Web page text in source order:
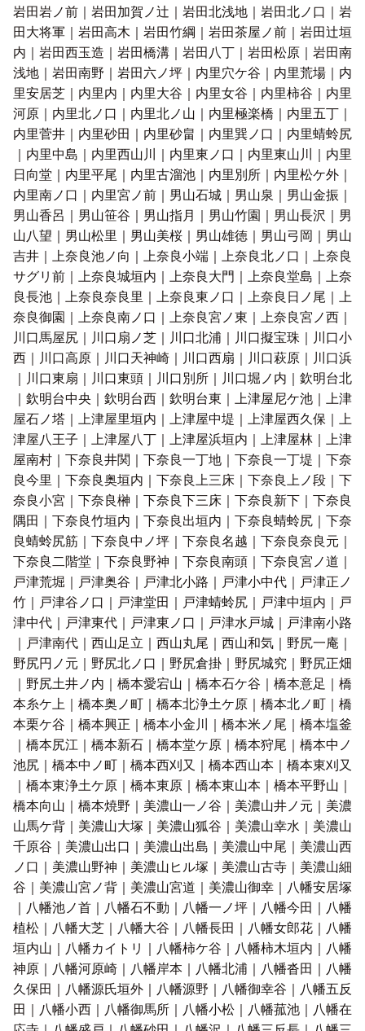
岩田岩ノ前｜岩田加賀ノ辻｜岩田北浅地｜岩田北ノ口｜岩
田大将軍｜岩田高木｜岩田竹綱｜岩田茶屋ノ前｜岩田辻垣
内｜岩田西玉造｜岩田橋溝｜岩田八丁｜岩田松原｜岩田南
浅地｜岩田南野｜岩田六ノ坪｜内里穴ケ谷｜内里荒場｜内
里安居芝｜内里内｜内里大谷｜内里女谷｜内里柿谷｜内里
河原｜内里北ノ口｜内里北ノ山｜内里極楽橋｜内里五丁｜
内里菅井｜内里砂田｜内里砂畠｜内里巽ノ口｜内里蜻蛉尻
｜内里中島｜内里西山川｜内里東ノ口｜内里東山川｜内里
日向堂｜内里平尾｜内里古溜池｜内里別所｜内里松ケ外｜
内里南ノ口｜内里宮ノ前｜男山石城｜男山泉｜男山金振｜
男山香呂｜男山笹谷｜男山指月｜男山竹園｜男山長沢｜男
山八望｜男山松里｜男山美桜｜男山雄徳｜男山弓岡｜男山
吉井｜上奈良池ノ向｜上奈良小端｜上奈良北ノ口｜上奈良
サグリ前｜上奈良城垣内｜上奈良大門｜上奈良堂島｜上奈
良長池｜上奈良奈良里｜上奈良東ノ口｜上奈良日ノ尾｜上
奈良御園｜上奈良南ノ口｜上奈良宮ノ東｜上奈良宮ノ西｜
川口馬屋尻｜川口扇ノ芝｜川口北浦｜川口擬宝珠｜川口小
西｜川口高原｜川口天神崎｜川口西扇｜川口萩原｜川口浜
｜川口東扇｜川口東頭｜川口別所｜川口堀ノ内｜欽明台北
｜欽明台中央｜欽明台西｜欽明台東｜上津屋尼ケ池｜上津
屋石ノ塔｜上津屋里垣内｜上津屋中堤｜上津屋西久保｜上
津屋八王子｜上津屋八丁｜上津屋浜垣内｜上津屋林｜上津
屋南村｜下奈良井関｜下奈良一丁地｜下奈良一丁堤｜下奈
良今里｜下奈良奥垣内｜下奈良上三床｜下奈良上ノ段｜下
奈良小宮｜下奈良榊｜下奈良下三床｜下奈良新下｜下奈良
隅田｜下奈良竹垣内｜下奈良出垣内｜下奈良蜻蛉尻｜下奈
良蜻蛉尻筋｜下奈良中ノ坪｜下奈良名越｜下奈良奈良元｜
下奈良二階堂｜下奈良野神｜下奈良南頭｜下奈良宮ノ道｜
戸津荒堀｜戸津奥谷｜戸津北小路｜戸津小中代｜戸津正ノ
竹｜戸津谷ノ口｜戸津堂田｜戸津蜻蛉尻｜戸津中垣内｜戸
津中代｜戸津東代｜戸津東ノ口｜戸津水戸城｜戸津南小路
｜戸津南代｜西山足立｜西山丸尾｜西山和気｜野尻一庵｜
野尻円ノ元｜野尻北ノ口｜野尻倉掛｜野尻城究｜野尻正畑
｜野尻土井ノ内｜橋本愛宕山｜橋本石ケ谷｜橋本意足｜橋
本糸ケ上｜橋本奥ノ町｜橋本北浄土ケ原｜橋本北ノ町｜橋
本栗ケ谷｜橋本興正｜橋本小金川｜橋本米ノ尾｜橋本塩釜
｜橋本尻江｜橋本新石｜橋本堂ケ原｜橋本狩尾｜橋本中ノ
池尻｜橋本中ノ町｜橋本西刈又｜橋本西山本｜橋本東刈又
｜橋本東浄土ケ原｜橋本東原｜橋本東山本｜橋本平野山｜
橋本向山｜橋本焼野｜美濃山一ノ谷｜美濃山井ノ元｜美濃
山馬ケ背｜美濃山大塚｜美濃山狐谷｜美濃山幸水｜美濃山
千原谷｜美濃山出口｜美濃山出島｜美濃山中尾｜美濃山西
ノ口｜美濃山野神｜美濃山ヒル塚｜美濃山古寺｜美濃山細
谷｜美濃山宮ノ背｜美濃山宮道｜美濃山御幸｜八幡安居塚
｜八幡池ノ首｜八幡石不動｜八幡一ノ坪｜八幡今田｜八幡
植松｜八幡大芝｜八幡大谷｜八幡長田｜八幡女郎花｜八幡
垣内山｜八幡カイトリ｜八幡柿ケ谷｜八幡柿木垣内｜八幡
神原｜八幡河原崎｜八幡岸本｜八幡北浦｜八幡沓田｜八幡
久保田｜八幡源氏垣外｜八幡源野｜八幡御幸谷｜八幡五反
田｜八幡小西｜八幡御馬所｜八幡小松｜八幡菰池｜八幡在